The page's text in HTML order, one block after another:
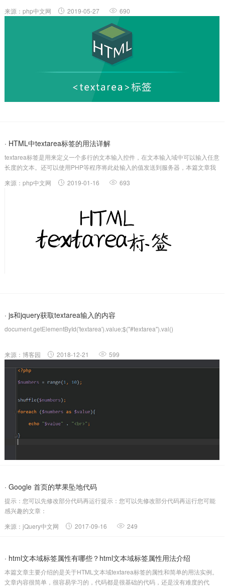
本输入控件。说明：文本...
来源：php中文网 2019-05-27 690
· HTML中textarea标签的用法详解
textarea标签是用来定义一个多行的文本输入控件，在文本输入域中可以输入任意
长度的文本。还可以使用PHP等程序将此处输入的值发送到服务器，本篇文章我
和textarea标签之间的区别通过将type属性设置为te...
来源：php中文网 2019-01-16 693
· js和jquery获取textarea输入的内容
document.getElementById('textarea').value;$("#textarea").val()
来源：博客园 2018-12-21 599
· Google 首页的苹果坠地代码
提示：您可以先修改部分代码再运行提示：您可以先修改部分代码再运行您可能
感兴趣的文章：
来源：jQuery中文网
2017-09-16 249
· html文本域标签属性有哪些？html文本域标签属性用法介绍
本篇文章主要介绍的是关于HTML文本域textarea标签的属性和简单的用法实例。
文章内容很简单，很容易学习的，代码都是很基础的代码，还是没有难度的代